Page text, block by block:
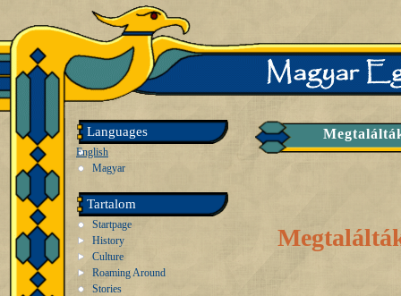
Languages
English
Magyar
Tartalom
Startpage
History
Culture
Roaming Around
Stories